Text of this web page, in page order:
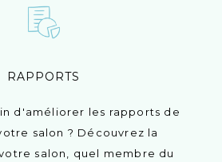
RAPPORTS
d'améliorer les rapports de
salon ? Découvrez la
salon, quel membre du